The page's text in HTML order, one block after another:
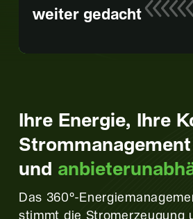
weiter gedacht
Ihre Energie, Ihre
Strommanagement
und
Das 360°-
stimmt die Stromerzeugung